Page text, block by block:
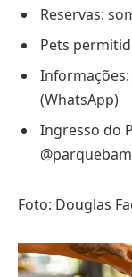
Reservas:
Pets
Informações:
(WhatsApp)
Ingresso do
Foto: Douglas